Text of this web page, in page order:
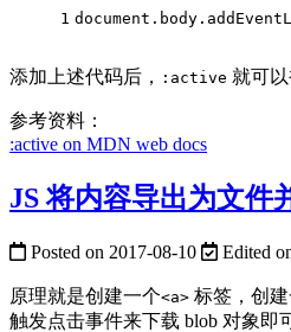
1
添加上述代码后， :active 就可以
参考资料：
:active on MDN web docs
JS 将内容导出为文件
Posted on 2017-08-10 Edited
原理就是创建一个<a> 标签，创
触发点击事件来下载 blob 对象即